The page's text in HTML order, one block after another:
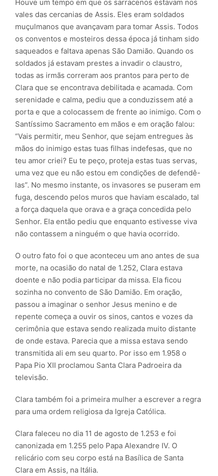
Houve um tempo em que os sarracenos estavam nos
vales das cercanias de Assis. Eles eram soldados
muçulmanos que avançavam para tomar Assis. Todos
os conventos e mosteiros dessa época já tinham sido
saqueados e faltava apenas São Damião. Quando os
soldados já estavam prestes a invadir o claustro,
todas as irmãs correram aos prantos para perto de
Clara que se encontrava debilitada e acamada. Com
serenidade e calma, pediu que a conduzissem até a
porta e que a colocassem de frente ao inimigo. Com o
Santíssimo Sacramento em mãos e em oração falou:
“Vais permitir, meu Senhor, que sejam entregues às
mãos do inimigo estas tuas filhas indefesas, que no
teu amor criei? Eu te peço, proteja estas tuas servas,
uma vez que eu não estou em condições de defendê-
las”. No mesmo instante, os invasores se puseram em
fuga, descendo pelos muros que haviam escalado, tal
a força daquela que orava e a graça concedida pelo
Senhor. Ela então pediu que enquanto estivesse viva
não contassem a ninguém o que havia ocorrido.
O outro fato foi o que aconteceu um ano antes de sua
morte, na ocasião do natal de 1.252, Clara estava
doente e não podia participar da missa. Ela ficou
sozinha no convento de São Damião. Em oração,
passou a imaginar o senhor Jesus menino e de
repente começa a ouvir os sinos, cantos e vozes da
cerimônia que estava sendo realizada muito distante
de onde estava. Parecia que a missa estava sendo
transmitida ali em seu quarto. Por isso em 1.958 o
Papa Pio XII proclamou Santa Clara Padroeira da
televisão.
Clara também foi a primeira mulher a escrever a regra
para uma ordem religiosa da Igreja Católica.
Clara faleceu no dia 11 de agosto de 1.253 e foi
canonizada em 1.255 pelo Papa Alexandre IV. O
relicário com seu corpo está na Basílica de Santa
Clara em Assis, na Itália.